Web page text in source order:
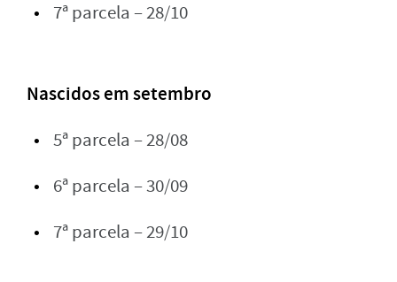
7ª parcela – 28/10
Nascidos em setembro
5ª parcela – 28/08
6ª parcela – 30/09
7ª parcela – 29/10